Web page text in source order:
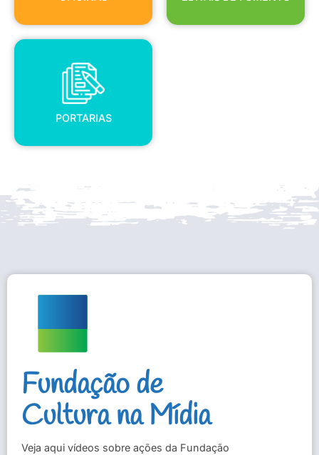
PORTARIAS
PORTARIAS
Fundação de
Cultura na Mídia
Veja aqui vídeos sobre ações da Fundação